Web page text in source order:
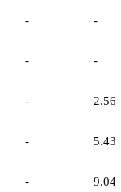
- -
- -
- 2.56
- 5.43
- 9.04